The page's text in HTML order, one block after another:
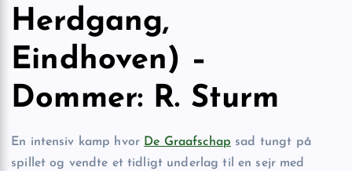
Herdgang,
Eindhoven) –
Dommer: R. Sturm
En intensiv kamp hvor De Graafschap sad tungt på
spillet og vendte et tidligt underlag til en sejr med